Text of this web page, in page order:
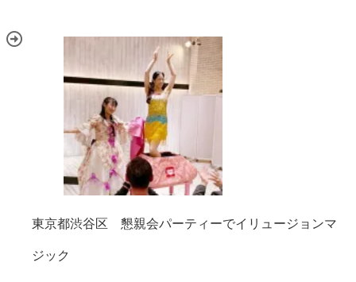
東京都渋谷区 懇親会パーティーでイリュージョンマ
ジック